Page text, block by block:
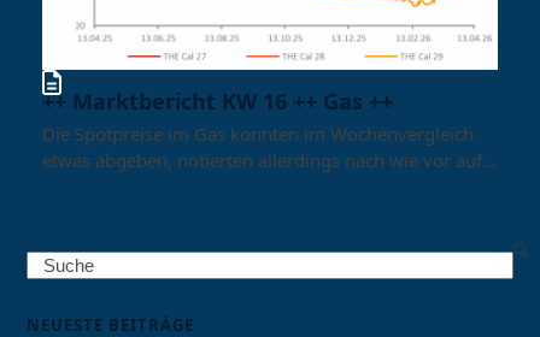
++ Marktbericht KW 16 ++ Gas ++
Die Spotpreise im Gas konnten im Wochenvergleich
etwas abgeben, notierten allerdings nach wie vor auf…
Search
NEUESTE BEITRÄGE